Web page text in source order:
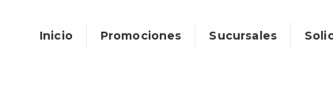
Inicio Promociones Sucursales